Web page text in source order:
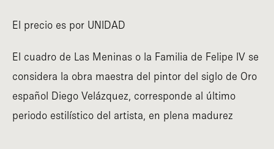
El precio es por UNIDAD
El cuadro de Las Meninas o la Familia de Felipe IV se
considera la obra maestra del pintor del siglo de Oro
español Diego Velázquez, corresponde al último
periodo estilístico del artista, en plena madurez